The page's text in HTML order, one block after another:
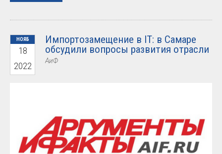
НОЯБ
18
2022
Импортозамещение в IT: в Самаре
обсудили вопросы развития отрасли
АиФ